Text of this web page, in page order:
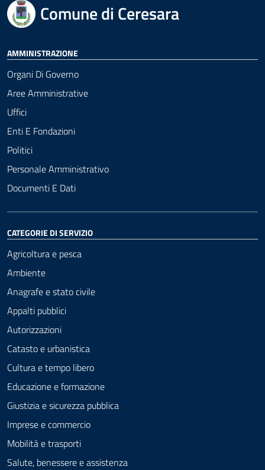
Comune di Ceresara
AMMINISTRAZIONE
Organi Di Governo
Aree Amministrative
Uffici
Enti E Fondazioni
Politici
Personale Amministrativo
Documenti E Dati
CATEGORIE DI SERVIZIO
Agricoltura e pesca
Ambiente
Anagrafe e stato civile
Appalti pubblici
Autorizzazioni
Catasto e urbanistica
Cultura e tempo libero
Educazione e formazione
Giustizia e sicurezza pubblica
Imprese e commercio
Mobilità e trasporti
Salute, benessere e assistenza